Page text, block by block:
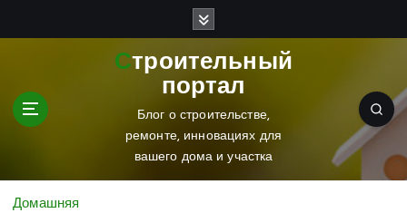
Строительный
портал
Блог о строительстве,
ремонте, инновациях для
вашего дома и участка
Домашняя